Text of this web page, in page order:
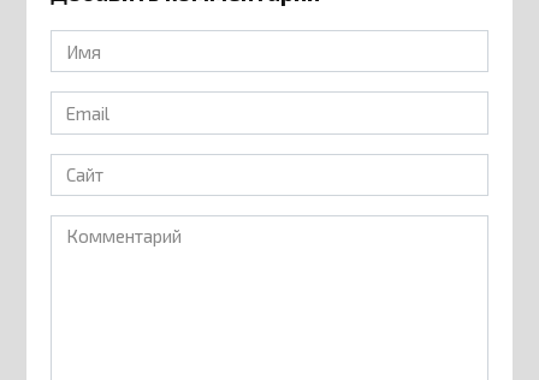
Имя
*
Email
*
Сайт
Комментарий